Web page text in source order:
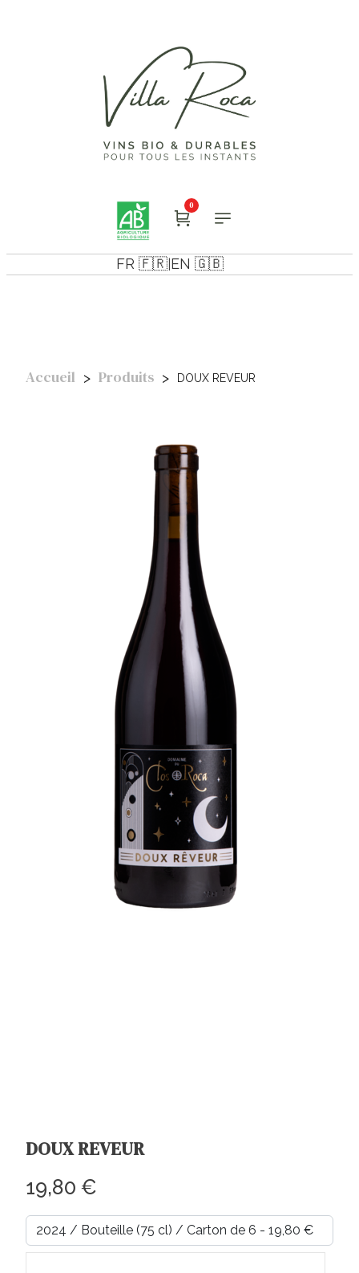
0
FR 🇫🇷 EN 🇬🇧
Accueil Produits DOUX REVEUR
DOUX REVEUR
Prix régulier
19,80 €